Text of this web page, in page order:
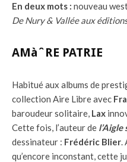
En deux mots : nouveau
De Nury & Vallée aux
AMàˆRE PATRIE
Habitué aux albums de
collection Aire Libre avec
baroudeur solitaire, Lax
Cette fois, l’auteur de
dessinateur : Frédéric Blier.
qu’encore inconstant, cette